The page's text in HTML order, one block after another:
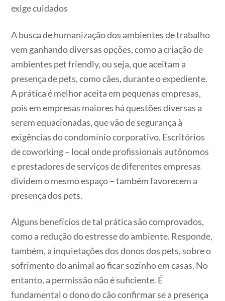
exige cuidados
A busca de humanização dos ambientes de trabalho
vem ganhando diversas opções, como a criação de
ambientes pet friendly, ou seja, que aceitam a
presença de pets, como cães, durante o expediente.
A prática é melhor aceita em pequenas empresas,
pois em empresas maiores há questões diversas a
serem equacionadas, que vão de segurança à
exigências do condomínio corporativo. Escritórios
de coworking – local onde profissionais autônomos
e prestadores de serviços de diferentes empresas
dividem o mesmo espaço – também favorecem a
presença dos pets.
Alguns benefícios de tal prática são comprovados,
como a redução do estresse do ambiente. Responde,
também, a inquietações dos donos dos pets, sobre o
sofrimento do animal ao ficar sozinho em casas. No
entanto, a permissão não é suficiente. É
fundamental o dono do cão confirmar se a presença